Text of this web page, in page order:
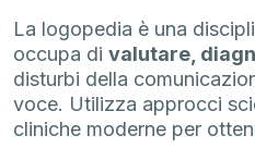
La logopedia è una
occupa di valutare,
disturbi della
voce. Utilizza approcci
cliniche moderne per